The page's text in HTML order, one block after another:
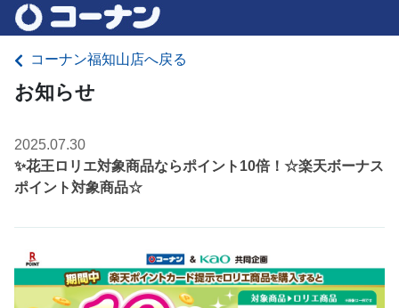
コーナン福知山店へ戻る
お知らせ
2025.07.30
✨花王ロリエ対象商品ならポイント10倍！☆楽天ボーナス
ポイント対象商品☆